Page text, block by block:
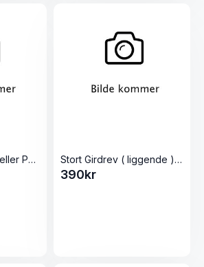
Låse Kile Alle modeller Pølsestappere Stort Girdrev ( liggende ) Alle 5L Pølsestappere
390kr